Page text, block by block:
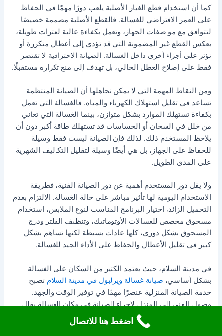
كما أن استخدام قطع الغيار الأصلية يلعب دورًا مهمًا في الحفاظ
على العمر الافتراضي للغسالة. فالقطع الأصلية مصممة خصيصًا
لتتوافق مع مواصفات الجهاز، وتعمل بكفاءة عالية لفترات طويلة،
بعكس القطع غير المضمونة التي قد تؤدي إلى أعطال متكررة أو
تؤثر على أجزاء أخرى داخل الغسالة. الصيانة الاحترافية لا تقتصر
فقط على إصلاح العطل الحالي، بل تهدف إلى منع تكراره مستقبلًا.
ومن النقاط المهمة التي لا يمكن تجاهلها أن الصيانة المنتظمة
تساعد في تقليل استهلاك الكهرباء والمياه. فالغسالة التي تعمل
بكفاءة تستهلك الموارد بشكل متوازن، بينما الغسالة التي تعاني
من خلل في السخان أو الحساسات قد تستهلك طاقة أكبر دون أن
يلاحظ المستخدم ذلك. لذلك فإن الصيانة ليست فقط وسيلة
للحفاظ على الجهاز، بل هي أيضًا وسيلة لتقليل التكاليف الشهرية
على المدى الطويل.
ولا يقل دور المستخدم أهمية عن دور الصيانة الفنية، فطريقة
الاستخدام اليومية لها تأثير مباشر على حالة الغسالة. الالتزام بعدم
التحميل الزائد، اختيار البرنامج المناسب لنوع الملابس، استخدام
مسحوق مخصص للغسالات الأوتوماتيك، وتنظيف الفلتر ودرج
المسحوق بشكل دوري، كلها عادات بسيطة لكنها تساهم بشكل
كبير في تقليل الأعطال والحفاظ على الأداء الجيد للغسالة.
في مدينة السلام، حيث يعتمد الكثير من السكان على الغسالة
بشكل أساسي، صيانة غسالة ويرلبول في مدينة السلام تصبح
خدمة الصيانة المنزلية عنصرًا مهمًا في توفير الوقت والجهد.
وصول الفني إلى المنزل لإجراء الصيانة في مكان الغسالة يقلل
من مخاطر النقل، ويتيح فحص الجهاز في بيئته الطبيعية، مع التأكد
من عمله بكفاءة قبل مغادرة الفني. كما أن اختبار الغسالة بعد
اضغط هنا للاتصال